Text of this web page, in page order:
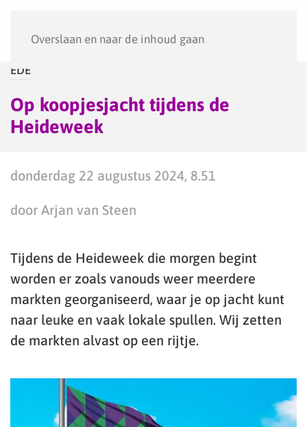
Overslaan en naar de inhoud gaan
EDE
Op koopjesjacht tijdens de
Heideweek
donderdag 22 augustus 2024, 8.51
door Arjan van Steen
Tijdens de Heideweek die morgen begint
worden er zoals vanouds weer meerdere
markten georganiseerd, waar je op jacht kunt
naar leuke en vaak lokale spullen. Wij zetten
de markten alvast op een rijtje.